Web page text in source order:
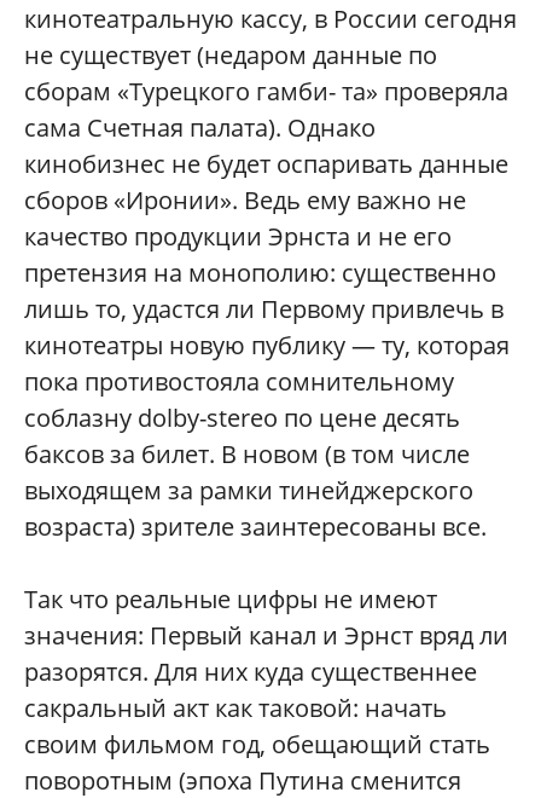
кинотеатральную кассу, в России сегодня
не существует (недаром данные по
сборам «Турецкого гамби- та» проверяла
сама Счетная палата). Однако
кинобизнес не будет оспаривать данные
сборов «Иронии». Ведь ему важно не
качество продукции Эрнста и не его
претензия на монополию: существенно
лишь то, удастся ли Первому привлечь в
кинотеатры новую публику — ту, которая
пока противостояла сомнительному
соблазну dolby-stereo по цене десять
баксов за билет. В новом (в том числе
выходящем за рамки тинейджерского
возраста) зрителе заинтересованы все.
Так что реальные цифры не имеют
значения: Первый канал и Эрнст вряд ли
разорятся. Для них куда существеннее
сакральный акт как таковой: начать
своим фильмом год, обещающий стать
поворотным (эпоха Путина сменится